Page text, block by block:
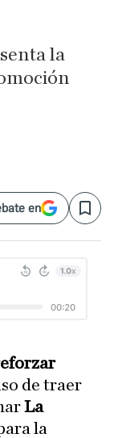
la
en Save
de traer
La
la